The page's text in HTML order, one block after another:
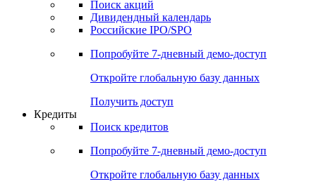
Поиск акций
Дивидендный календарь
Российские IPO/SPO
Попробуйте 7-дневный демо-доступ
Откройте глобальную базу данных
Получить доступ
Кредиты
Поиск кредитов
Попробуйте 7-дневный демо-доступ
Откройте глобальную базу данных